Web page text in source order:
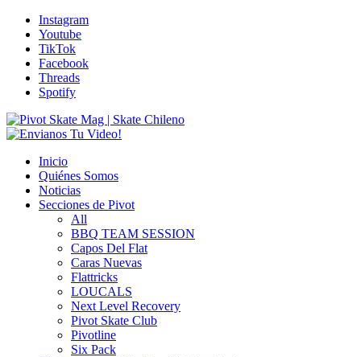
Instagram
Youtube
TikTok
Facebook
Threads
Spotify
Inicio
Quiénes Somos
Noticias
Secciones de Pivot
All
BBQ TEAM SESSION
Capos Del Flat
Caras Nuevas
Flattricks
LOUCALS
Next Level Recovery
Pivot Skate Club
Pivotline
Six Pack